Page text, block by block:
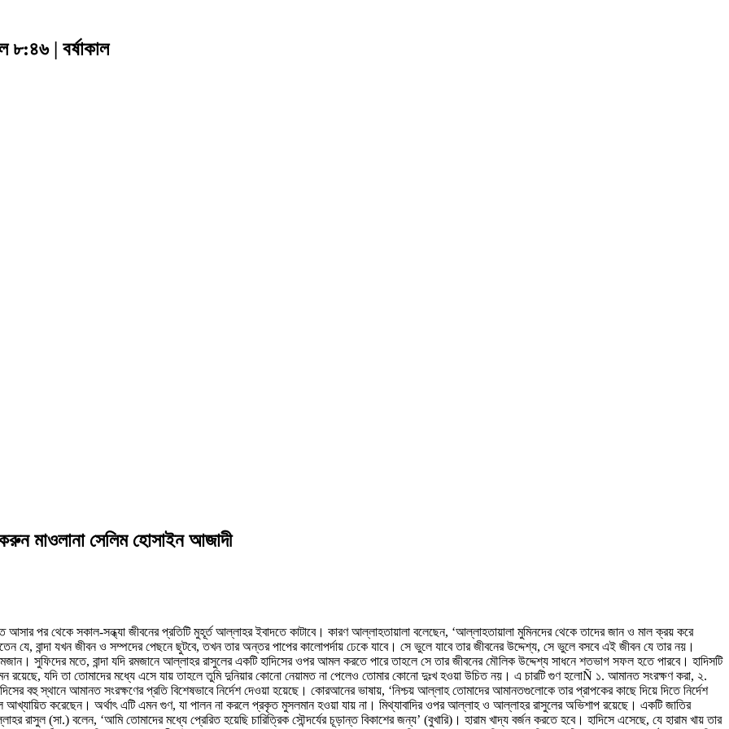
৮:৪৬ | বর্ষাকাল
মাওলানা সেলিম হোসাইন আজাদী
পর থেকে সকাল-সন্ধ্যা জীবনের প্রতিটি মুহূর্ত আল্লাহর ইবাদতে কাটাবে। কারণ আল্লাহতায়ালা বলেছেন, ‘আল্লাহতায়ালা মুমিনদের থেকে তাদের জান ও মাল ক্রয় করে
যে, বান্দা যখন জীবন ও সম্পদের পেছনে ছুটবে, তখন তার অন্তর পাপের কালোপর্দায় ঢেকে যাবে। সে ভুলে যাবে তার জীবনের উদ্দেশ্য, সে ভুলে বসবে এই জীবন যে তার নয়।
সুফিদের মতে, বান্দা যদি রমজানে আল্লাহর রাসুলের একটি হাদিসের ওপর আমল করতে পারে তাহলে সে তার জীবনের মৌলিক উদ্দেশ্য সাধনে শতভাগ সফল হতে পারবে। হাদিসটি
যদি তা তোমাদের মধ্যে এসে যায় তাহলে তুমি দুনিয়ার কোনো নেয়ামত না পেলেও তোমার কোনো দুঃখ হওয়া উচিত নয়। এ চারটি গুণ হলোÑ ১. আমানত সংরক্ষণ করা, ২.
বহু স্থানে আমানত সংরক্ষণের প্রতি বিশেষভাবে নির্দেশ দেওয়া হয়েছে। কোরআনের ভাষায়, ‘নিশ্চয় আল্লাহ তোমাদের আমানতগুলোকে তার প্রাপকের কাছে দিয়ে দিতে নির্দেশ
আখ্যায়িত করেছেন। অর্থাৎ এটি এমন গুণ, যা পালন না করলে প্রকৃত মুসলমান হওয়া যায় না। মিথ্যাবাদির ওপর আল্লাহ ও আল্লাহর রাসুলের অভিশাপ রয়েছে। একটি জাতির
(সা.) বলেন, ‘আমি তোমাদের মধ্যে প্রেরিত হয়েছি চারিত্রিক সৌন্দর্যের চূড়ান্ত বিকাশের জন্য’ (বুখারি)। হারাম খাদ্য বর্জন করতে হবে। হাদিসে এসেছে, যে হারাম খায় তার